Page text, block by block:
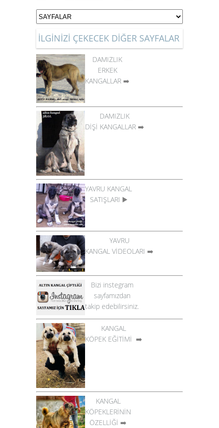
İLGİNİZİ ÇEKECEK DİĞER SAYFALAR
DAMIZLIK
ERKEK
KANGALLAR ➡️
DAMIZLIK
DİŞİ KANGALLAR ➡️
YAVRU KANGAL
SATIŞLARI ▶️
YAVRU
KANGAL VİDEOLARI ➡️
Bizi instegram
sayfamızdan
takip edebilirsiniz.
KANGAL
KÖPEK EĞİTİMİ ➡️
KANGAL
KÖPEKLERİNİN
ÖZELLİĞİ ➡️